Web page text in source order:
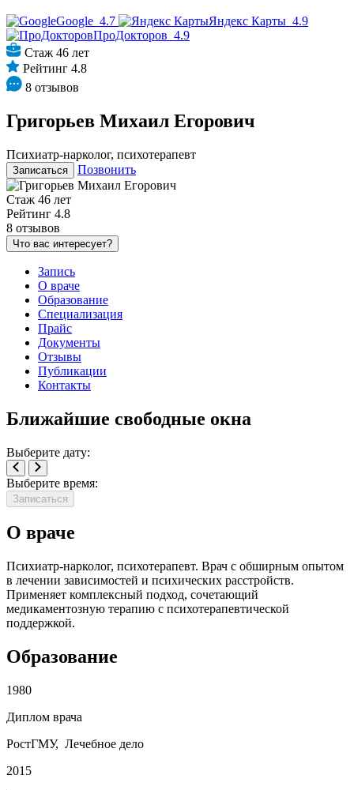
Google 4.7 Яндекс Карты 4.9
ПроДокторов 4.9
Стаж 46 лет
Рейтинг 4.8
8 отзывов
Григорьев Михаил Егорович
Психиатр-нарколог, психотерапевт
Записаться Позвонить
Стаж 46 лет
Рейтинг 4.8
8 отзывов
Что вас интересует?
Запись
О враче
Образование
Специализация
Прайс
Документы
Отзывы
Публикации
Контакты
Ближайшие свободные окна
Выберите дату:
Выберите время:
Записаться
О враче
Психиатр-нарколог, психотерапевт. Врач с обширным опытом
в лечении зависимостей и психических расстройств.
Применяет комплексный подход, сочетающий
медикаментозную терапию с психотерапевтической
поддержкой.
Образование
1980
Диплом врача
РостГМУ, Лечебное дело
2015